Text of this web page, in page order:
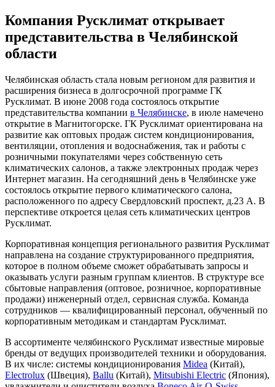
Компания Русклимат открывает
представительства в Челябинской
области
Челябинская область стала новым регионом для развития и
расширения бизнеса в долгосрочной программе ГК
Русклимат. В июне 2008 года состоялось открытие
представительства компании в Челябинске, в июле намечено
открытие в Магнитогорске. ГК Русклимат ориентирована на
развитие как оптовых продаж систем кондиционирования,
вентиляции, отопления и водоснабжения, так и работы с
розничными покупателями через собственную сеть
климатических салонов, а также электронных продаж через
Интернет магазин. На сегодняшний день в Челябинске уже
состоялось открытие первого климатического салона,
расположенного по адресу Свердловский проспект, д.23 А. В
перспективе откроется целая сеть климатических центров
Русклимат.
Корпоративная концепция регионального развития Русклимат
направлена на создание структурированного предприятия,
которое в полном объеме сможет обрабатывать запросы и
оказывать услуги разным группам клиентов. В структуре все
сбытовые направления (оптовое, розничное, корпоративные
продажи) инженерный отдел, сервисная служба. Команда
сотрудников — квалифицированный персонал, обученный по
корпоративным методикам и стандартам Русклимат.
В ассортименте челябинского Русклимат известные мировые
бренды от ведущих производителей техники и оборудования.
В их числе: системы кондиционирования Midea (Китай),
Electrolux (Швеция), Ballu (Китай), Mitsubishi Electric (Япония),